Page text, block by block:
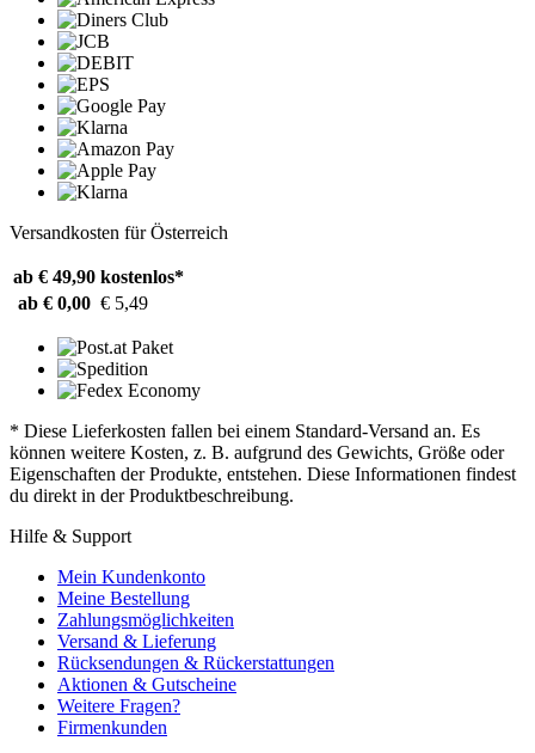
Versandkosten für Österreich
ab € 49,90 kostenlos*
ab € 0,00 € 5,49
* Diese Lieferkosten fallen bei einem Standard-Versand an. Es
können weitere Kosten, z. B. aufgrund des Gewichts, Größe oder
Eigenschaften der Produkte, entstehen. Diese Informationen findest
du direkt in der Produktbeschreibung.
Hilfe & Support
Mein Kundenkonto
Meine Bestellung
Zahlungsmöglichkeiten
Versand & Lieferung
Rücksendungen & Rückerstattungen
Aktionen & Gutscheine
Weitere Fragen?
Firmenkunden